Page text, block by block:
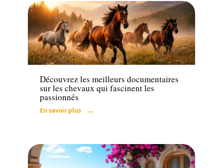
Loisirs
Découvrez les meilleurs documentaires
sur les chevaux qui fascinent les
passionnés
En savoir plus